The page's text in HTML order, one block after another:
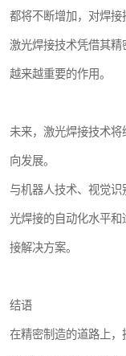
都将不断增加，对焊接
激光焊接技术凭借其
越来越重要的作用。
未来，激光焊接技术
向发展。
与机器人技术、视觉
光焊接的自动化水平
接解决方案。
结语
在精密制造的道路上，